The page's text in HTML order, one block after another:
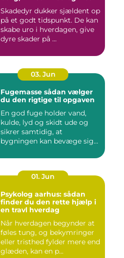
Skadedyr dukker sjældent op
på et godt tidspunkt. De kan
skabe uro i hverdagen, give
dyre skader på ...
03. Jun
Fugemasse sådan vælger
du den rigtige til opgaven
En god fuge holder vand,
kulde, lyd og skidt ude og
sikrer samtidig, at
bygningen kan bevæge sig
01. Jun
Psykolog aarhus: sådan
finder du den rette hjælp i
en travl hverdag
Når hverdagen begynder at
føles tung, og bekymringer
eller tristhed fylder mere end
glæden, kan en p...